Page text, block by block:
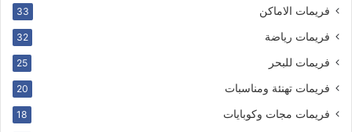
فريمات الاماكن 33
فريمات رياضة 32
فريمات للبحر 25
فريمات تهنئة ومناسبات 20
فريمات مجات وكوبايات 18